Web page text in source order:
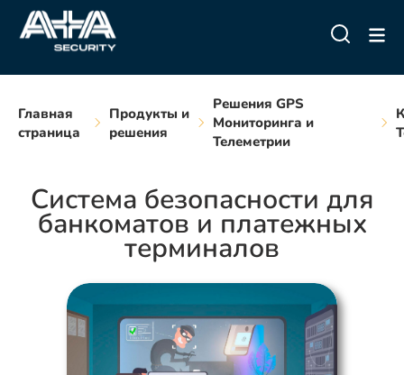
Главная
страница
Продукты и
решения
Решения GPS
Мониторинга и
Телеметрии
Система безопасности для
банкоматов и платежных
терминалов